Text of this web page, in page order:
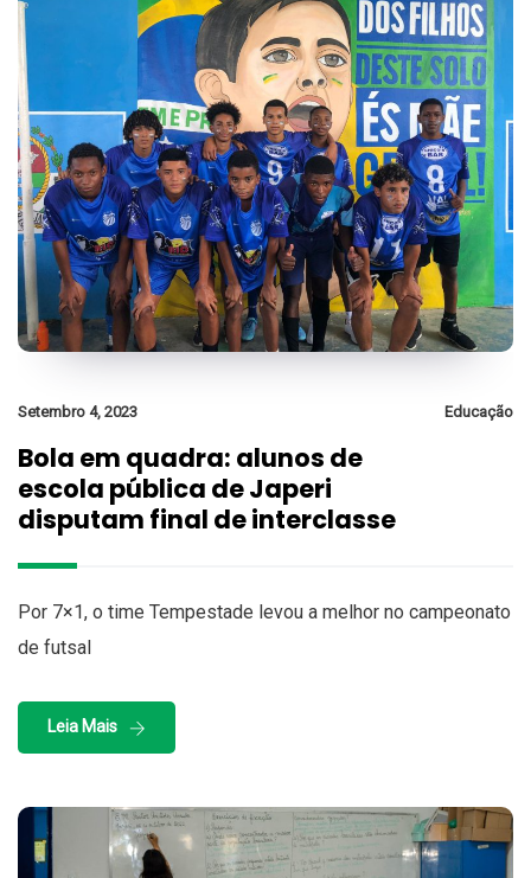
Setembro 4, 2023 Educação
Bola em quadra: alunos de
escola pública de Japeri
disputam final de interclasse
Por 7×1, o time Tempestade levou a melhor no campeonato
de futsal
Leia Mais